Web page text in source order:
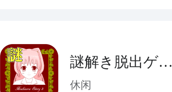
謎解き脱出ゲー
ム 星空物語3 -人
休闲